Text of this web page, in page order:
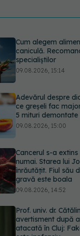
Adevărul despre
ce greșeli fac
5 mituri demontate
09.08.2026, 15:00
Cancerul s-a extins
numai. Starea lui
înrăutățit. Fiul său
gravă este boala
Prof. univ. dr.
avertisment după
atacată în Cluj:
este inofensiv
09.08.2026, 14:05
Ora la care
influența oasele
de ani